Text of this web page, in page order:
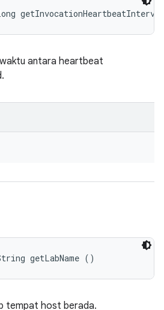
antara heartbeat
getLabName ()
tempat host berada.